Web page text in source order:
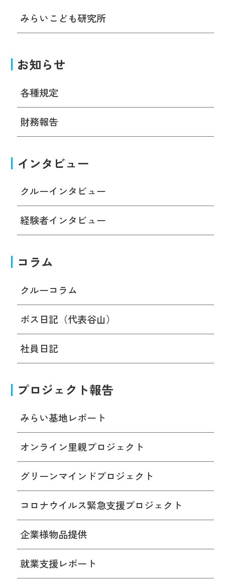
みらいこども研究所
お知らせ
各種規定
財務報告
インタビュー
クルーインタビュー
経験者インタビュー
コラム
クルーコラム
ボス日記（代表谷山）
社員日記
プロジェクト報告
みらい基地レポート
オンライン里親プロジェクト
グリーンマインドプロジェクト
コロナウイルス緊急支援プロジェクト
企業様物品提供
就業支援レポート